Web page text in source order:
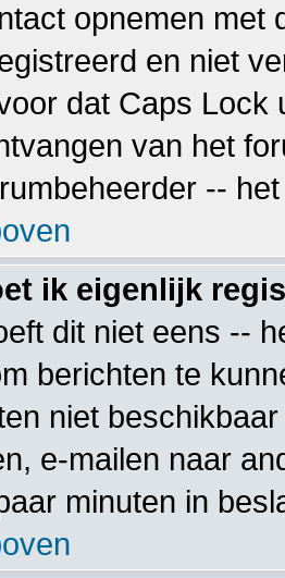
opnemen met
en niet
dat Caps Lock
van het
--
ik eigenlijk
dit niet eens --
berichten te
niet
e-mailen naar
minuten in